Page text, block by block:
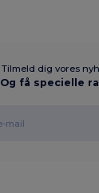
Tilmeld dig vores
Og få specielle